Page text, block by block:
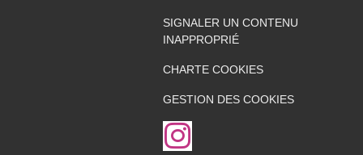
SIGNALER UN CONTENU
INAPPROPRIÉ
CHARTE COOKIES
GESTION DES COOKIES